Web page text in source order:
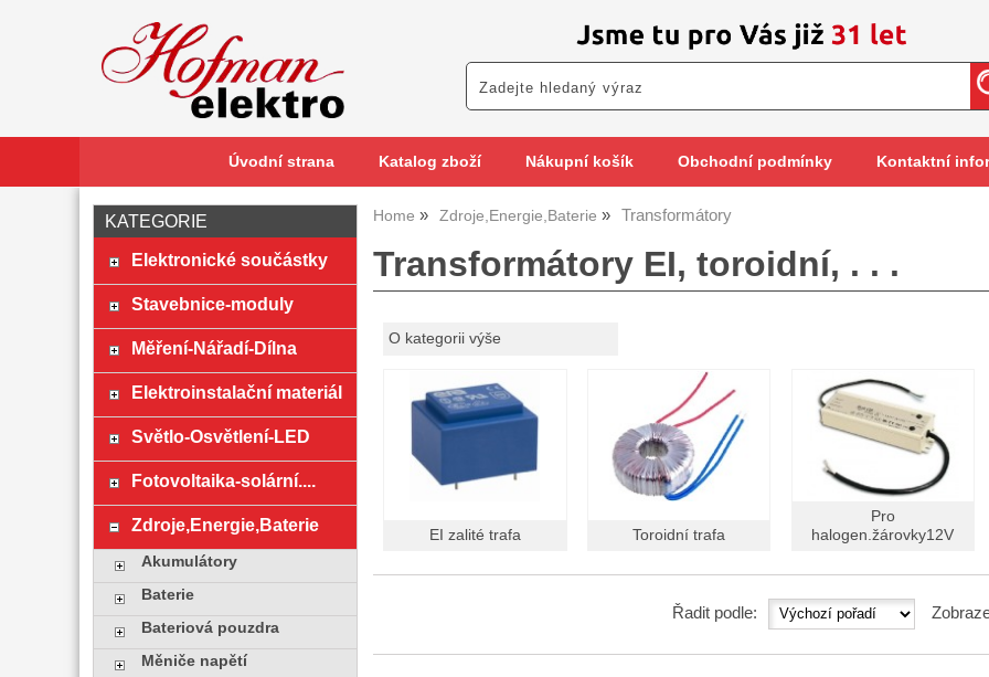
Úvodní strana Katalog zboží Nákupní košík Obchodní podmínky Kontaktní
Home Zdroje,Energie,Baterie Transformátory
Transformátory EI, toroidní, . . .
O kategorii výše
EI zalité trafa Toroidní trafa
Pro
halogen.žárovky12V
Řadit podle:
KATEGORIE
Elektronické součástky
Stavebnice-moduly
Měření-Nářadí-Dílna
Elektroinstalační materiál
Světlo-Osvětlení-LED
Fotovoltaika-solární....
Zdroje,Energie,Baterie
Akumulátory
Baterie
Bateriová pouzdra
Měniče napětí